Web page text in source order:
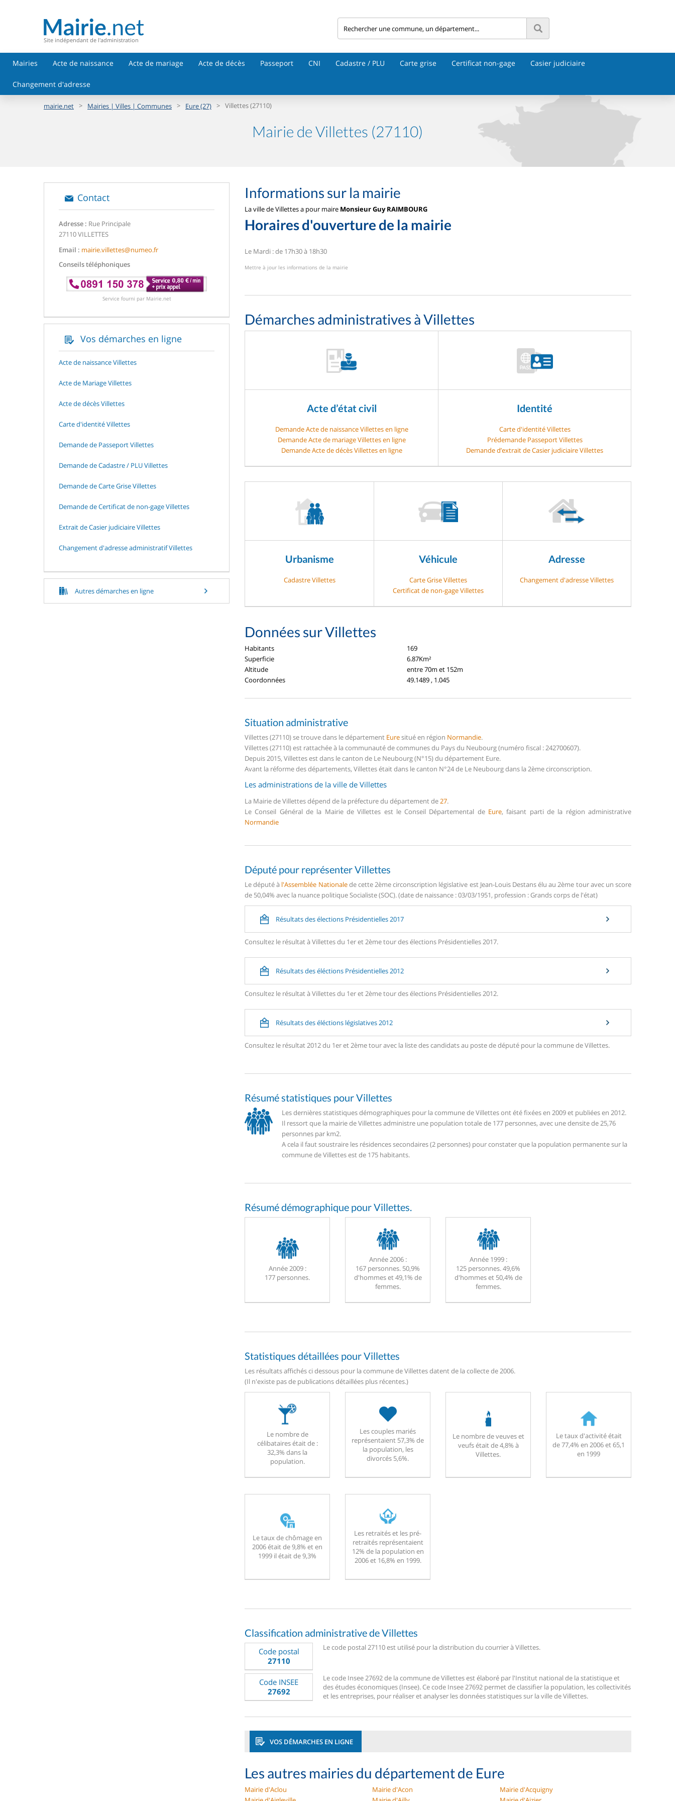
Site indépendant de l'administration
Mairies Acte de naissance Acte de mariage Acte de décès Passeport CNI Cadastre / PLU Carte grise Certificat non-gage Casier judiciaire
Changement d'adresse
mairie.net > Mairies | Villes | Communes > Eure (27) > Villettes (27110)
Mairie de Villettes (27110)
Contact
Adresse : Rue Principale
27110 VILLETTES
Email : mairie.villettes@numeo.fr
Conseils téléphoniques
Service fourni par Mairie.net
Vos démarches en ligne
Acte de naissance Villettes
Acte de Mariage Villettes
Acte de décès Villettes
Carte d'identité Villettes
Demande de Passeport Villettes
Demande de Cadastre / PLU Villettes
Demande de Carte Grise Villettes
Demande de Certificat de non-gage Villettes
Extrait de Casier judiciaire Villettes
Changement d'adresse administratif Villettes
Autres démarches en ligne
Informations sur la mairie
La ville de Villettes a pour maire Monsieur Guy RAIMBOURG
Horaires d'ouverture de la mairie
Le Mardi : de 17h30 à 18h30
Mettre à jour les informations de la mairie
Démarches administratives à Villettes
Acte d’état civil
Demande Acte de naissance Villettes en ligne
Demande Acte de mariage Villettes en ligne
Demande Acte de décès Villettes en ligne
Identité
Carte d'identité Villettes
Prédemande Passeport Villettes
Demande d’extrait de Casier judiciaire Villettes
Urbanisme
Cadastre Villettes
Véhicule
Carte Grise Villettes
Certificat de non-gage Villettes
Adresse
Changement d'adresse Villettes
Données sur Villettes
Habitants
169
Superficie
6.87Km²
Altitude
entre 70m et 152m
Coordonnées
49.1489 , 1.045
Situation administrative
Villettes (27110) se trouve dans le département Euresitué en région Normandie.
Villettes (27110) est rattachée à la communauté de communes du Pays du Neubourg (numéro fiscal : 242700607).
Depuis 2015, Villettes est dans le canton de Le Neubourg (N°15) du département Eure.
Avant la réforme des départements, Villettes était dans le canton N°24 de Le Neubourg dans la 2ème circonscription.
Les administrations de la ville de Villettes
La Mairie de Villettes dépend de la préfecture du département de27.
Le Conseil Général de la Mairie de Villettes est le Conseil Départemental de Eure, faisant parti de la région administrative
Normandie
Député pour représenter Villettes
Le député à l'Assemblée Nationalede cette 2ème circonscription législative est Jean-Louis Destans élu au 2ème tour avec un score
de 50,04% avec la nuance politique Socialiste (SOC). (date de naissance : 03/03/1951, profession : Grands corps de l'état)
Résultats des élections Présidentielles 2017
Consultez le résultat à Villettes du 1er et 2ème tour des élections Présidentielles 2017.
Résultats des éléctions Présidentielles 2012
Consultez le résultat à Villettes du 1er et 2ème tour des élections Présidentielles 2012.
Résultats des éléctions législatives 2012
Consultez le résultat 2012 du 1er et 2ème tour avec la liste des candidats au poste de député pour la commune de Villettes.
Résumé statistiques pour Villettes
Les dernières statistiques démographiques pour la commune de Villettes ont été fixées en 2009 et publiées en 2012.
Il ressort que la mairie de Villettes administre une population totale de 177 personnes, avec une densite de 25,76
personnes par km2.
A cela il faut soustraire les résidences secondaires (2 personnes) pour constater que la population permanente sur la
commune de Villettes est de 175 habitants.
Résumé démographique pour Villettes.
Année 2009 :
177 personnes.
Année 2006 :
167 personnes. 50,9%
d'hommes et 49,1% de
femmes.
Année 1999 :
125 personnes. 49,6%
d'hommes et 50,4% de
femmes.
Statistiques détaillées pour Villettes
Les résultats affichés ci dessous pour la commune de Villettes datent de la collecte de 2006.
(Il n'existe pas de publications détaillées plus récentes.)
Le nombre de
célibataires était de :
32,3% dans la
population.
Les couples mariés
représentaient 57,3% de
la population, les
divorcés 5,6%.
Le nombre de veuves et
veufs était de 4,8% à
Villettes.
Le taux d'activité était
de 77,4% en 2006 et 65,1
en 1999
Le taux de chômage en
2006 était de 9,8% et en
1999 il était de 9,3%
Les retraités et les pré-
retraités représentaient
12% de la population en
2006 et 16,8% en 1999.
Classification administrative de Villettes
Code postal
27110
Le code postal 27110 est utilisé pour la distribution du courrier à Villettes.
Code INSEE
27692
Le code Insee 27692 de la commune de Villettes est élaboré par l'Institut national de la statistique et
des études économiques (Insee). Ce code Insee 27692 permet de classifier la population, les collectivités
et les entreprises, pour réaliser et analyser les données statistiques sur la ville de Villettes.
VOS DÉMARCHES EN LIGNE
Les autres mairies du département de Eure
Mairie d'Aclou Mairie d'Acon
Mairie d'Acquigny